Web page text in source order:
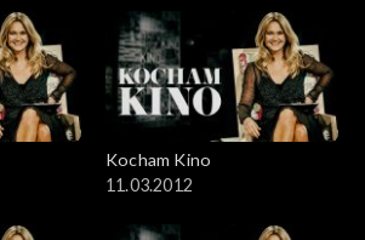
Kocham Kino
11.03.2012